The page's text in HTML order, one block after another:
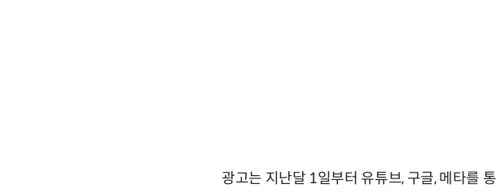
광고는 지난달 1일부터 유튜브, 구글, 메타를